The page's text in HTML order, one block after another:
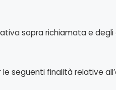
sopra richiamata e degli
seguenti finalità relative